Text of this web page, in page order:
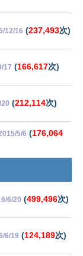
12/16 (237,493次)
17 (166,617次)
(212,114次)
5/6 (176,064
6/20 (499,496次)
6/19 (124,189次)